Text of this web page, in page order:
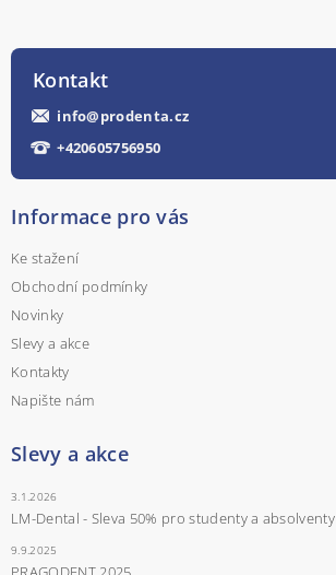
Kontakt
info@prodenta.cz
+420605756950
Informace pro vás
Ke stažení
Obchodní podmínky
Novinky
Slevy a akce
Kontakty
Napište nám
Slevy a akce
3.1.2026
LM-Dental - Sleva 50% pro studenty a absolventy
9.9.2025